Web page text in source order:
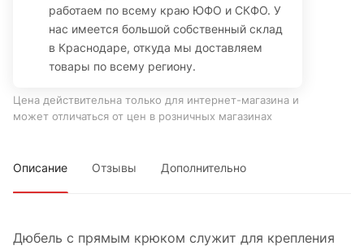
работаем по всему краю ЮФО и СКФО. У
нас имеется большой собственный склад
в Краснодаре, откуда мы доставляем
товары по всему региону.
Цена действительна только для интернет-магазина и
может отличаться от цен в розничных магазинах
Описание Отзывы Дополнительно
Дюбель с прямым крюком служит для крепления